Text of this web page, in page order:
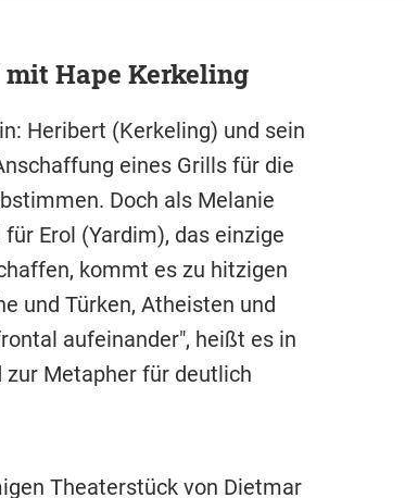
Hape Kerkeling
Heribert (Kerkeling) und sein
eines Grills für die
Doch als Melanie
Erol (Yardim), das einzige
kommt es zu hitzigen
und Türken, Atheisten und
aufeinander", heißt es in
zur Metapher für deutlich
Theaterstück von Dietmar